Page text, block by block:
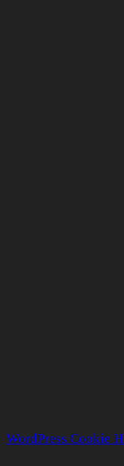
WordPress Cookie